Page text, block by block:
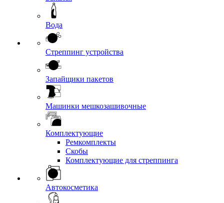
Вода
Стреппинг устройства
Запайщики пакетов
Машинки мешкозашивочные
Комплектующие
Ремкомплекты
Скобы
Комплектующие для стреппинга
Автокосметика